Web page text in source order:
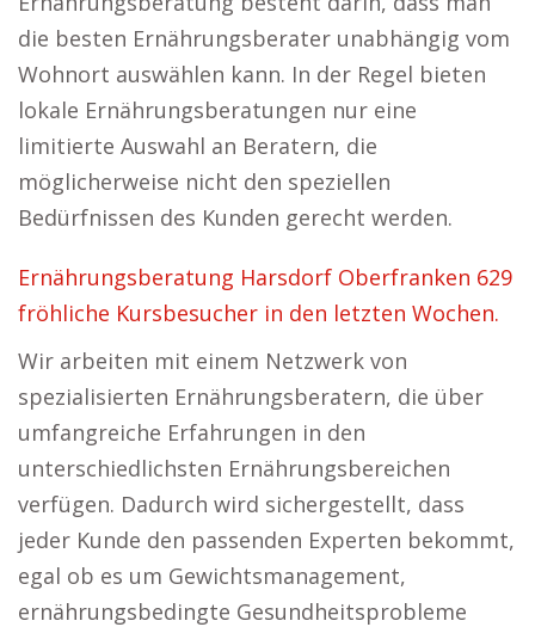
die besten Ernährungsberater unabhängig vom
Wohnort auswählen kann. In der Regel bieten
lokale Ernährungsberatungen nur eine
limitierte Auswahl an Beratern, die
möglicherweise nicht den speziellen
Bedürfnissen des Kunden gerecht werden.
Ernährungsberatung Harsdorf Oberfranken 629
fröhliche Kursbesucher in den letzten Wochen.
Wir arbeiten mit einem Netzwerk von
spezialisierten Ernährungsberatern, die über
umfangreiche Erfahrungen in den
unterschiedlichsten Ernährungsbereichen
verfügen. Dadurch wird sichergestellt, dass
jeder Kunde den passenden Experten bekommt,
egal ob es um Gewichtsmanagement,
ernährungsbedingte Gesundheitsprobleme